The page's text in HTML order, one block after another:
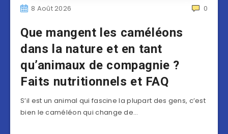
8 Août 2026 0
Que mangent les caméléons
dans la nature et en tant
qu’animaux de compagnie ?
Faits nutritionnels et FAQ
S’il est un animal qui fascine la plupart des gens, c’est
bien le caméléon qui change de…